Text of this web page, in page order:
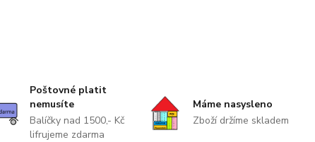
Poštovné platit
nemusíte
Balíčky nad 1500,- Kč
lifrujeme zdarma
Máme nasysleno
Zboží držíme skladem